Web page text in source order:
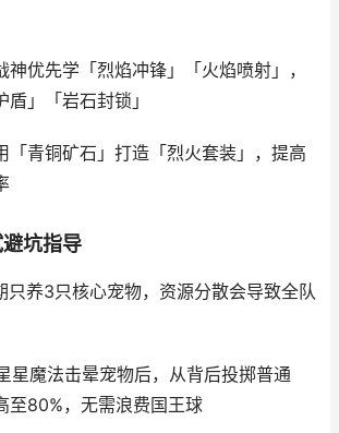
神优先学「烈焰冲锋」「火焰喷射」，
」「岩石封锁」
「青铜矿石」打造「烈火套装」，提高
坑指导
只养3只核心宠物，资源分散会导致全队
星魔法击晕宠物后，从背后投掷普通
至80%，无需浪费国王球